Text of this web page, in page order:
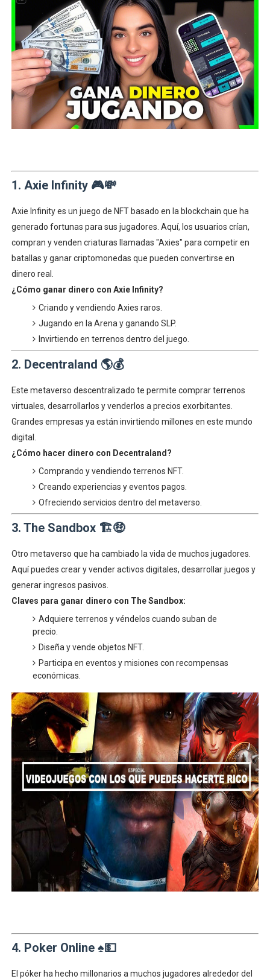
1. Axie Infinity 🎮💸
Axie Infinity es un juego de NFT basado en la blockchain que ha
generado fortunas para sus jugadores. Aquí, los usuarios crían,
compran y venden criaturas llamadas "Axies" para competir en
batallas y ganar criptomonedas que pueden convertirse en
dinero real.
¿Cómo ganar dinero con Axie Infinity?
Criando y vendiendo Axies raros.
Jugando en la Arena y ganando SLP.
Invirtiendo en terrenos dentro del juego.
2. Decentraland 🌎💰
Este metaverso descentralizado te permite comprar terrenos
virtuales, desarrollarlos y venderlos a precios exorbitantes.
Grandes empresas ya están invirtiendo millones en este mundo
digital.
¿Cómo hacer dinero con Decentraland?
Comprando y vendiendo terrenos NFT.
Creando experiencias y eventos pagos.
Ofreciendo servicios dentro del metaverso.
3. The Sandbox 🏗️🤑
Otro metaverso que ha cambiado la vida de muchos jugadores.
Aquí puedes crear y vender activos digitales, desarrollar juegos y
generar ingresos pasivos.
Claves para ganar dinero con The Sandbox:
Adquiere terrenos y véndelos cuando suban de
precio.
Diseña y vende objetos NFT.
Participa en eventos y misiones con recompensas
económicas.
4. Poker Online ♠️💵
El póker ha hecho millonarios a muchos jugadores alrededor del